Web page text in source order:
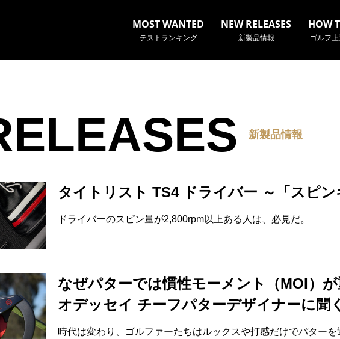
MOST WANTED
テストランキング
NEW RELEASES
新製品情報
HOW
ゴルフ上
新製品情報
タイトリスト TS4 ドライバー ～「スピン
ドライバーのスピン量が2,800rpm以上ある人は、必見だ。
なぜパターでは慣性モーメント（MOI）が
オデッセイ チーフパターデザイナーに聞
時代は変わり、ゴルファーたちはルックスや打感だけでパターを
ク
※メーカー名やクラブ名など、検索したい事柄を入力してください。